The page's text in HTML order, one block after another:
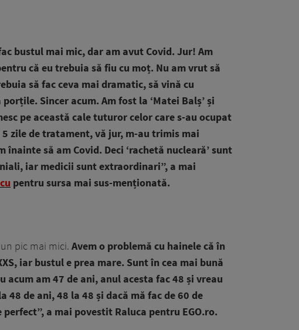
bustul mai mic, dar am avut Covid. Jur! Am
că eu trebuia să fiu cu moț. Nu am vrut să
să fac ceva mai dramatic, să vină cu
Sincer acum. Am fost la ‘Matei Balș’ și
pe această cale tuturor celor care s-au ocupat
zile de tratament, vă jur, m-au trimis mai
înainte să am Covid. Deci ‘rachetă nucleară’ sunt
iar medicii sunt extraordinari”, a mai
pentru sursa mai sus-menționată.
pic mai mici. Avem o problemă cu hainele că în
iar bustul e prea mare. Sunt în cea mai bună
acum am 47 de ani, anul acesta fac 48 și vreau
48 de ani, 48 la 48 și dacă mă fac de 60 de
a mai povestit Raluca pentru EGO.ro.